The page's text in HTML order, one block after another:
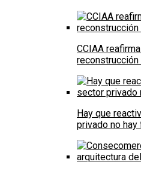
CCIAA
Hay que
privado no